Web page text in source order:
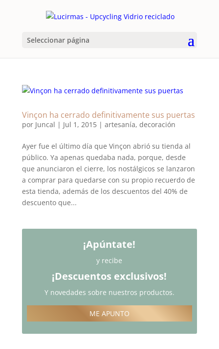
Seleccionar página
Vinçon ha cerrado definitivamente sus puertas
por Juncal | Jul 1, 2015| artesanía, decoración
Ayer fue el último día que Vinçon abrió su tienda al
público. Ya apenas quedaba nada, porque, desde
que anunciaron el cierre, los nostálgicos se lanzaron
a comprar para quedarse con su propio recuerdo de
esta tienda, además de los descuentos del 40% de
descuento que...
¡Apúntate!
y recibe
¡Descuentos exclusivos!
Y novedades sobre nuestros productos.
ME APUNTO